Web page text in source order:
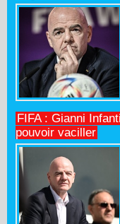
FIFA : Gianni
pouvoir vaciller